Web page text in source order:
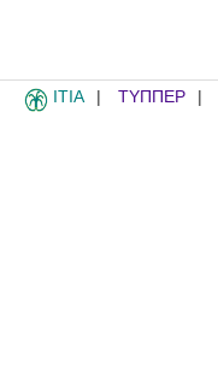
ITIA ΤΥΠΠΕΡ